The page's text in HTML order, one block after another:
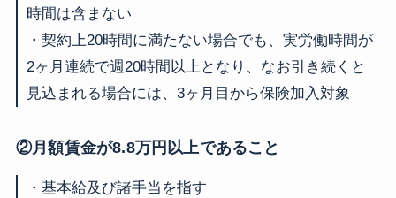
時間は含まない
・契約上20時間に満たない場合でも、実労働時間が
2ヶ月連続で週20時間以上となり、なお引き続くと
見込まれる場合には、3ヶ月目から保険加入対象
②月額賃金が8.8万円以上であること
・基本給及び諸手当を指す